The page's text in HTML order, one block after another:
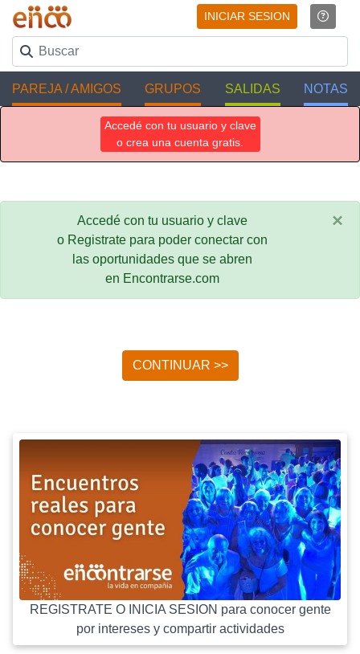
INICIAR SESION
PAREJA / AMIGOS GRUPOS SALIDAS NOTAS
Accedé con tu usuario y clave
o crea una cuenta gratis.
Accedé con tu usuario y clave
o Registrate para poder conectar con
las oportunidades que se abren
en Encontrarse.com
×
CONTINUAR >>
REGISTRATE O INICIA SESION para conocer gente
por intereses y compartir actividades